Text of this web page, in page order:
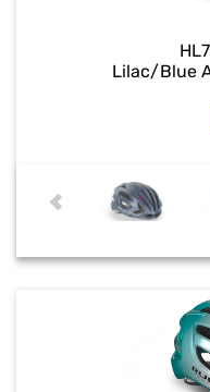
Lilac/Blue